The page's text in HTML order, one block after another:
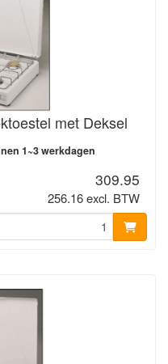
met Deksel
1~3 werkdagen
309.95
256.16 excl. BTW